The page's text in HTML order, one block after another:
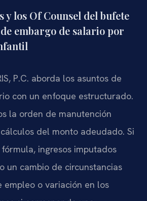
y los Of Counsel del bufete
embargo de salario por
P.C. aborda los asuntos de
con un enfoque estructurado.
la orden de manutención
del monto adeudado. Si
ingresos imputados
un cambio de circunstancias
empleo o variación en los